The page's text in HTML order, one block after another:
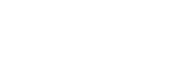
画、実施設計、確認申請、着工後の各種打ち合わせ
広くございます）
設計以降は設計事務所やゼネコンに依頼しPJを統括いただきます）
的にはBIMをご利用いただきます。